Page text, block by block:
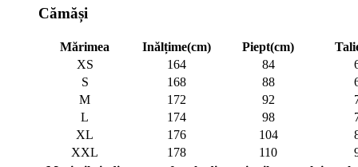
Cămăși
Mărimea Inălțime(cm) Piept(cm)
XS
164 84
S
168 88
M
172 92
L
174 98
XL
176 104
XXL
178 110